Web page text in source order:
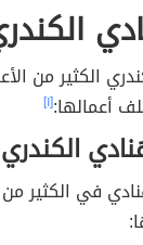
الكثير من
أعمالها:[١]
الكندري
في الكثير من